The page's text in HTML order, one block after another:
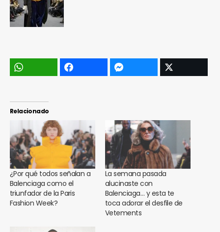
Relacionado
¿Por qué todos señalan a
Balenciaga como el
triunfador de la Paris
Fashion Week?
La semana pasada
alucinaste con
Balenciaga… y esta te
toca adorar el desfile de
Vetements